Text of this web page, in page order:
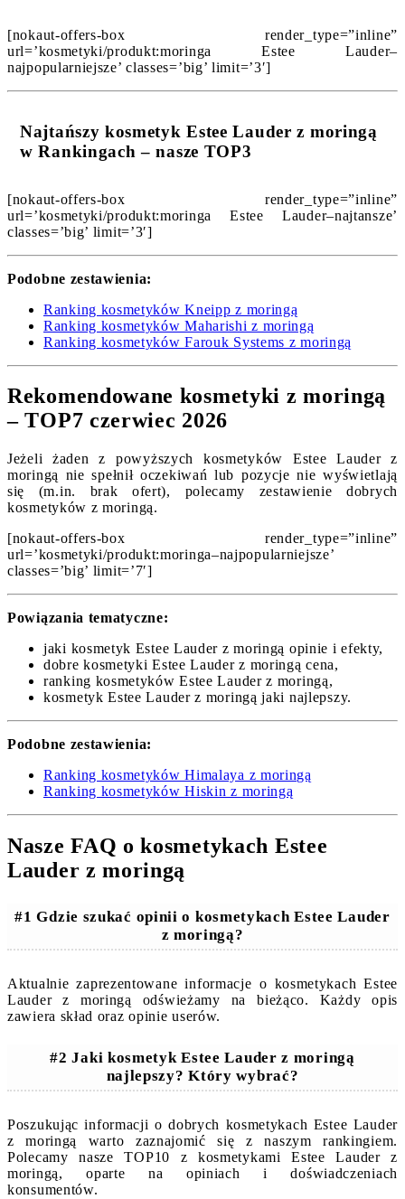
[nokaut-offers-box render_type=”inline”
url=’kosmetyki/produkt:moringa Estee Lauder–
najpopularniejsze’ classes=’big’ limit=’3′]
Najtańszy kosmetyk Estee Lauder z moringą
w Rankingach – nasze TOP3
[nokaut-offers-box render_type=”inline”
url=’kosmetyki/produkt:moringa Estee Lauder–najtansze’
classes=’big’ limit=’3′]
Podobne zestawienia:
Ranking kosmetyków Kneipp z moringą
Ranking kosmetyków Maharishi z moringą
Ranking kosmetyków Farouk Systems z moringą
Rekomendowane kosmetyki z moringą
– TOP7 czerwiec 2026
Jeżeli żaden z powyższych kosmetyków Estee Lauder z
moringą nie spełnił oczekiwań lub pozycje nie wyświetlają
się (m.in. brak ofert), polecamy zestawienie dobrych
kosmetyków z moringą.
[nokaut-offers-box render_type=”inline”
url=’kosmetyki/produkt:moringa–najpopularniejsze’
classes=’big’ limit=’7′]
Powiązania tematyczne:
jaki kosmetyk Estee Lauder z moringą opinie i efekty,
dobre kosmetyki Estee Lauder z moringą cena,
ranking kosmetyków Estee Lauder z moringą,
kosmetyk Estee Lauder z moringą jaki najlepszy.
Podobne zestawienia:
Ranking kosmetyków Himalaya z moringą
Ranking kosmetyków Hiskin z moringą
Nasze FAQ o kosmetykach Estee
Lauder z moringą
#1 Gdzie szukać opinii o kosmetykach Estee Lauder
z moringą?
Aktualnie zaprezentowane informacje o kosmetykach Estee
Lauder z moringą odświeżamy na bieżąco. Każdy opis
zawiera skład oraz opinie userów.
#2 Jaki kosmetyk Estee Lauder z moringą
najlepszy? Który wybrać?
Poszukując informacji o dobrych kosmetykach Estee Lauder
z moringą warto zaznajomić się z naszym rankingiem.
Polecamy nasze TOP10 z kosmetykami Estee Lauder z
moringą, oparte na opiniach i doświadczeniach
konsumentów.